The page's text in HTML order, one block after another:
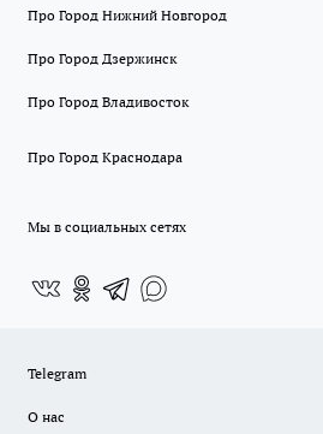
Про Город Нижний Новгород
Про Город Дзержинск
Про Город Владивосток
Про Город Краснодара
Мы в социальных сетях
Telegram
О нас